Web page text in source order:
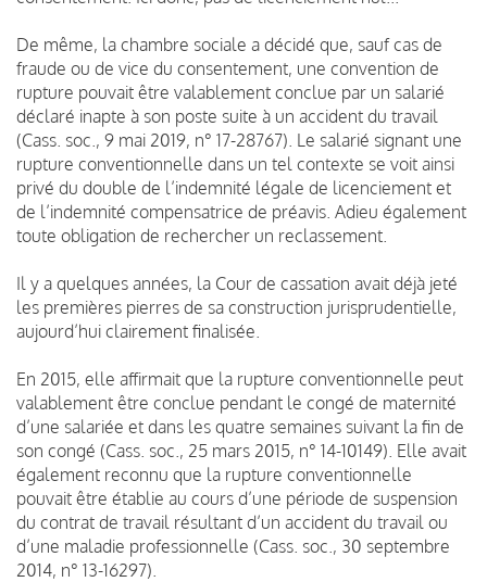
De même, la chambre sociale a décidé que, sauf cas de
fraude ou de vice du consentement, une convention de
rupture pouvait être valablement conclue par un salarié
déclaré inapte à son poste suite à un accident du travail
(Cass. soc., 9 mai 2019, n° 17-28767). Le salarié signant une
rupture conventionnelle dans un tel contexte se voit ainsi
privé du double de l’indemnité légale de licenciement et
de l’indemnité compensatrice de préavis. Adieu également
toute obligation de rechercher un reclassement.
Il y a quelques années, la Cour de cassation avait déjà jeté
les premières pierres de sa construction jurisprudentielle,
aujourd’hui clairement finalisée.
En 2015, elle affirmait que la rupture conventionnelle peut
valablement être conclue pendant le congé de maternité
d’une salariée et dans les quatre semaines suivant la fin de
son congé (Cass. soc., 25 mars 2015, n° 14-10149). Elle avait
également reconnu que la rupture conventionnelle
pouvait être établie au cours d’une période de suspension
du contrat de travail résultant d’un accident du travail ou
d’une maladie professionnelle (Cass. soc., 30 septembre
2014, n° 13-16297).